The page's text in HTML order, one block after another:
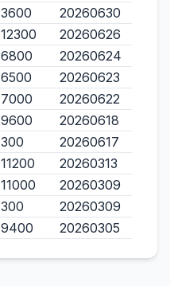
3600
20260630
12300
20260626
6800
20260624
6500
20260623
7000
20260622
9600
20260618
300
20260617
11200
20260313
11000
20260309
300
20260309
9400 20260305